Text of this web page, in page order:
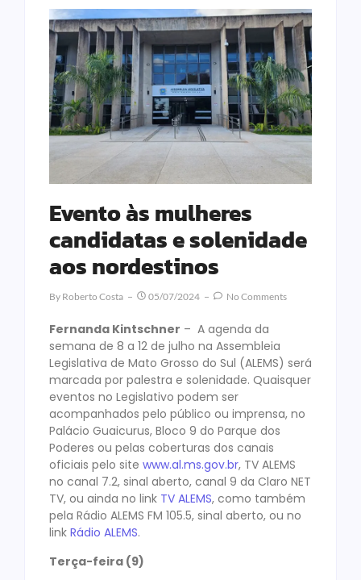
Evento às mulheres
candidatas e solenidade
aos nordestinos
By Roberto Costa 05/07/2024 No Comments
Fernanda Kintschner – A agenda da
semana de 8 a 12 de julho na Assembleia
Legislativa de Mato Grosso do Sul (ALEMS) será
marcada por palestra e solenidade. Quaisquer
eventos no Legislativo podem ser
acompanhados pelo público ou imprensa, no
Palácio Guaicurus, Bloco 9 do Parque dos
Poderes ou pelas coberturas dos canais
oficiais pelo site www.al.ms.gov.br, TV ALEMS
no canal 7.2, sinal aberto, canal 9 da Claro NET
TV, ou ainda no link TV ALEMS, como também
pela Rádio ALEMS FM 105.5, sinal aberto, ou no
link Rádio ALEMS.
Terça-feira (9)